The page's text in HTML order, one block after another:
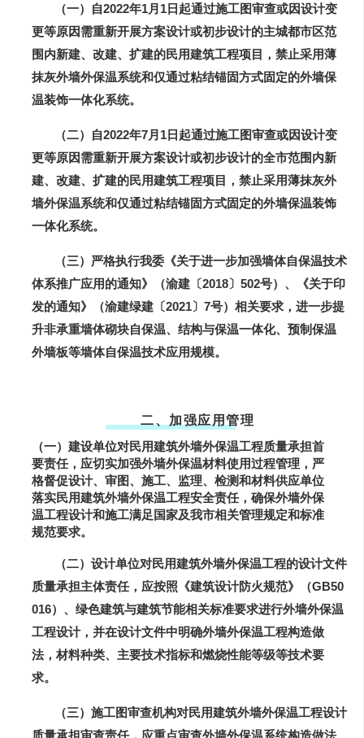
（一）自2022年1月1日起通过施工图审查或因设计变
更等原因需重新开展方案设计或初步设计的主城都市区范
围内新建、改建、扩建的民用建筑工程项目，禁止采用薄
抹灰外墙外保温系统和仅通过粘结锚固方式固定的外墙保
温装饰一体化系统。
（二）自2022年7月1日起通过施工图审查或因设计变
更等原因需重新开展方案设计或初步设计的全市范围内新
建、改建、扩建的民用建筑工程项目，禁止采用薄抹灰外
墙外保温系统和仅通过粘结锚固方式固定的外墙保温装饰
一体化系统。
（三）严格执行我委《关于进一步加强墙体自保温技术
体系推广应用的通知》（渝建〔2018〕502号）、《关于印
发的通知》（渝建绿建〔2021〕7号）相关要求，进一步提
升非承重墙体砌块自保温、结构与保温一体化、预制保温
外墙板等墙体自保温技术应用规模。
二、加强应用管理
（一）建设单位对民用建筑外墙外保温工程质量承担首
要责任，应切实加强外墙外保温材料使用过程管理，严
格督促设计、审图、施工、监理、检测和材料供应单位
落实民用建筑外墙外保温工程安全责任，确保外墙外保
温工程设计和施工满足国家及我市相关管理规定和标准
规范要求。
（二）设计单位对民用建筑外墙外保温工程的设计文件
质量承担主体责任，应按照《建筑设计防火规范》（GB50
016）、绿色建筑与建筑节能相关标准要求进行外墙外保温
工程设计，并在设计文件中明确外墙外保温工程构造做
法，材料种类、主要技术指标和燃烧性能等级等技术要
求。
（三）施工图审查机构对民用建筑外墙外保温工程设计
质量承担审查责任，应重点审查外墙外保温系统构造做法